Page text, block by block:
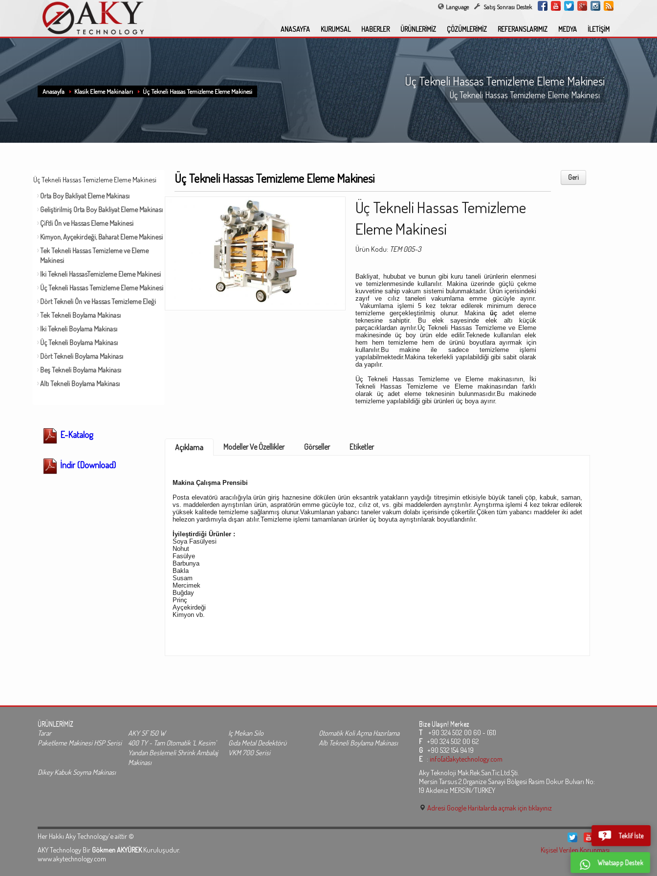
Language Satış Sonrası Destek
ANASAYFA KURUMSAL HABERLER ÜRÜNLERİMİZ ÇÖZÜMLERİMİZ REFERANSLARIMIZ MEDYA İLETİŞİM
Anasayfa Klasik Eleme Makinaları Üç Tekneli Hassas Temizleme Eleme Makinesi
Üç Tekneli Hassas Temizleme Eleme Makinesi
Üç Tekneli Hassas Temizleme Eleme Makinesi
Üç Tekneli Hassas Temizleme Eleme Makinesi
Orta Boy Bakliyat Eleme Makinası
Geliştirilmiş Orta Boy Bakliyat Eleme Makinası
Çiftli Ön ve Hassas Eleme Makinesi
Kimyon, Ayçekirdeği, Baharat Eleme Makinesi
Tek Tekneli Hassas Temizleme ve Eleme
Makinesi
Iki Tekneli HassasTemizleme Eleme Makinesi
Üç Tekneli Hassas Temizleme Eleme Makinesi
Dört Tekneli Ön ve Hassas Temizleme Eleği
Tek Tekneli Boylama Makinası
Iki Tekneli Boylama Makinası
Üç Tekneli Boylama Makinası
Dört Tekneli Boylama Makinası
Beş Tekneli Boylama Makinası
Altı Tekneli Boylama Makinası
E-Katalog
İndir (Download)
Üç Tekneli Hassas Temizleme Eleme Makinesi Geri
Üç Tekneli Hassas Temizleme
Eleme Makinesi
Ürün Kodu: TEM 005-3
Bakliyat, hububat ve bunun gibi kuru taneli ürünlerin elenmesi
ve temizlenmesinde kullanılır. Makina üzerinde güçlü çekme
kuvvetine sahip vakum sistemi bulunmaktadır. Ürün içerisindeki
zayıf ve cılız taneleri vakumlama emme gücüyle ayırır.
Vakumlama işlemi 5 kez tekrar edilerek minimum derece
temizleme gerçekleştirilmiş olunur. Makina üçadet eleme
teknesine sahiptir. Bu elek sayesinde elek altı küçük
parçacıklardan ayrılır.Üç Tekneli Hassas Temizleme ve Eleme
makinesinde üç boy ürün elde edilir.Teknede kullanılan elek
hem hem temizleme hem de ürünü boyutlara ayırmak için
kullanılır.Bu makine ile sadece temizleme işlemi
yapılabilmektedir.Makina tekerlekli yapılabildiği gibi sabit olarak
da yapılır.
Üç Tekneli Hassas Temizleme ve Eleme makinasının, İki
Tekneli Hassas Temizleme ve Eleme makinasından farklı
olarak üç adet eleme teknesinin bulunmasıdır.Bu makinede
temizleme yapılabildiği gibi ürünleri üç boya ayırır.
Açıklama Modeller Ve Özellikler Görseller Etiketler
Makina Çalışma Prensibi
Posta elevatörü aracılığıyla ürün giriş haznesine dökülen ürün eksantrik yatakların yaydığı titreşimin etkisiyle büyük taneli çöp, kabuk, saman,
vs. maddelerden ayrıştırılan ürün, aspratörün emme gücüyle toz, cılız ot, vs. gibi maddelerden ayrıştırılır. Ayrıştırma işlemi 4 kez tekrar edilerek
yüksek kalitede temizleme sağlanmış olunur.Vakumlanan yabancı taneler vakum dolabı içerisinde çökertilir.Çöken tüm yabancı maddeler iki adet
helezon yardımıyla dışarı atılır.Temizleme işlemi tamamlanan ürünler üç boyuta ayrıştırılarak boyutlandırılır.
İyileştirdiği Ürünler :
Soya Fasülyesi
Nohut
Fasülye
Barbunya
Bakl a
Susam
Mercimek
Buğday
Prinç
Ayçekirdeği
Kimyon vb.
ÜRÜNLERİMİZ
Tarar
AKY SF 150 W
Paketleme Makinesi HSP Serisi
400 TY - Tam Otomatik ‘L Kesim’
Yandan Beslemeli Shrink Ambalaj
Makinası
Dikey Kabuk Soyma Makinası
Iç Mekan Silo
Otomatik Koli Açma Hazırlama
Gıda Metal Dedektörü
Altı Tekneli Boylama Makinası
VKM 700 Serisi
Bize Ulaşın! Merkez
T +90 324 502 00 60 - (61)
F +90 324 502 00 62
G +90 532 154 94 19
E : info[at]akytechnology.com
Aky Teknoloji Mak.Rek.San.Tic.Ltd.Şti.
Mersin Tarsus 2.Organize Sanayi Bölgesi Rasim Dokur Bulvarı No:
19 Akdeniz MERSİN/TURKEY
Adresi Google Haritalarda açmak için tıklayınız
Her Hakkı Aky Technology'e aittir ©
AKY Technology Bir Gökmen AKYÜREKKuruluşudur.
www.akytechnology.com
Kişisel Verilen Korunması
Whatsapp Destek
Teklif İste